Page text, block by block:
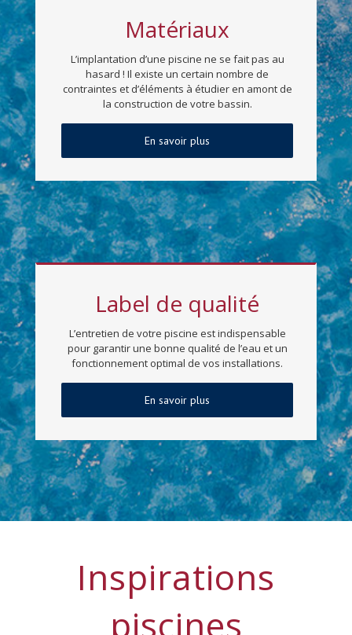
L’implantation d’une piscine ne se fait pas au
hasard ! Il existe un certain nombre de
contraintes et d’éléments à étudier en amont de
la construction de votre bassin.
En savoir plus
L’entretien de votre piscine est indispensable
pour garantir une bonne qualité de l’eau et un
fonctionnement optimal de vos installations.
En savoir plus
Inspirations
piscines
AMP Piscines Wali Pool